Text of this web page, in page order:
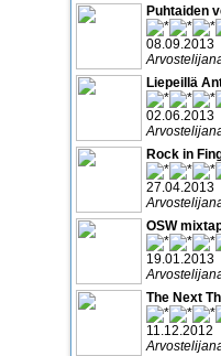
Puhtaiden
08.09.2013
Liepeillä
02.06.2013
Rock in
27.04.2013
OSW
19.01.2013
The Next
11.12.2012